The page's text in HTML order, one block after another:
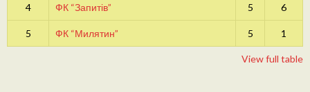
4 ФК “Запитів” 5 6
5 ФК “Милятин” 5 1
View full table